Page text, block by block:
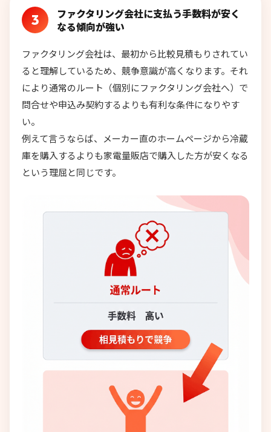
3
ファクタリング会社に支払う手数料が安く
なる傾向が強い
ファクタリング会社は、最初から比較見積もりされてい
ると理解しているため、競争意識が高くなります。それ
により通常のルート（個別にファクタリング会社へ）で
問合せや申込み契約するよりも有利な条件になりやす
い。
例えて言うならば、メーカー直のホームページから冷蔵
庫を購入するよりも家電量販店で購入した方が安くなる
という理屈と同じです。